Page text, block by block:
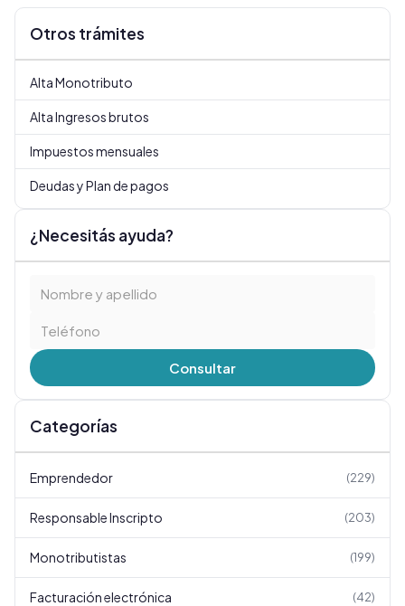
Otros trámites
Alta Monotributo
Alta Ingresos brutos
Impuestos mensuales
Deudas y Plan de pagos
¿Necesitás ayuda?
Consultar
Categorías
Emprendedor (229)
Responsable Inscripto (203)
Monotributistas (199)
Facturación electrónica (42)